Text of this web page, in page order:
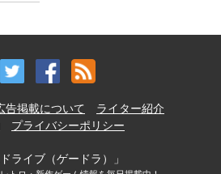
告掲載について
ライター紹介
プライバシーポリシー
ライブ（ゲードラ）」